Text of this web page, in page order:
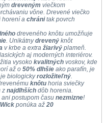
dreveným viečkom
vône. Drevené viečko
horení a chránitak povrch
dreveného knôtu umožňuje
. Unikátnydrevený knôt
v krbe a extra žiarivý plameň.
aj moderných interiérov.
vysoko kvalitných voskov, kde
až o 50% dlhšie ako parafín, je
biologickyrozložiteľný
knôtu horia sviečky
z najdlhších dôb horenia.
ani postupom času nezmizne!
ponúka až 20